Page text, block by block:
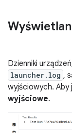
Dzienniki
launcher.log ,
wyjściowych. Aby
wyjściowe.